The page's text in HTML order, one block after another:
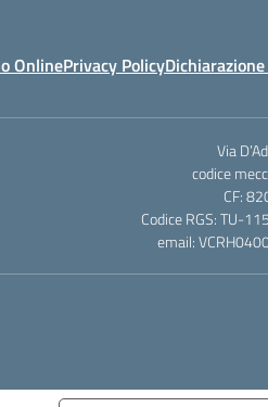
OnlinePrivacy Policy
Via
codice
CF:
Codice RGS: TU-
email: